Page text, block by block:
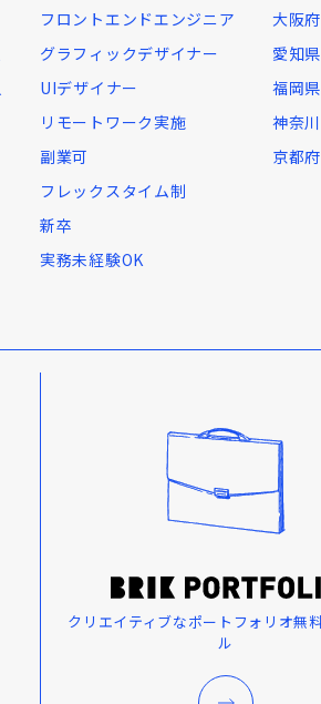
フロントエンドエンジニア
グラフィックデザイナー
UIデザイナー
リモートワーク実施
副業可
フレックスタイム制
新卒
実務未経験OK
大阪
愛知
福岡
神奈
京都
クリエイティブなポートフォリオ無
ル